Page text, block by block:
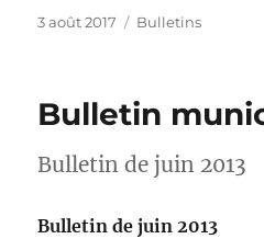
Publié
3 août 2017 Catégories
Bulletins
Bulletin
Bulletin de juin 2013
Bulletin de juin 2013